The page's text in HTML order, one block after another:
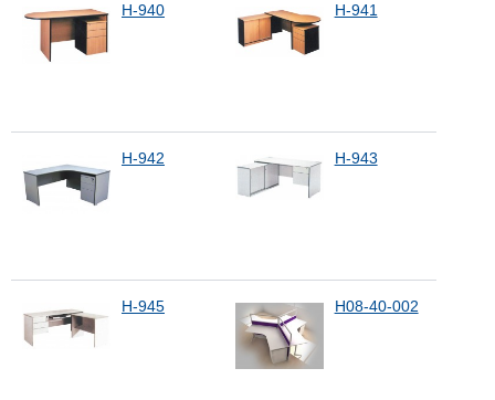
H-940 H-941
H-942 H-943
H-945 H08-40-002